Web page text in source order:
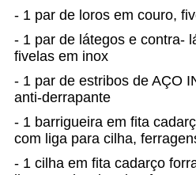
- 1 par de loros em couro,
- 1 par de látegos e contra-
fivelas em inox
- 1 par de estribos de AÇO
anti-derrapante
- 1 barrigueira em fita
com liga para cilha,
- 1 cilha em fita cadarço